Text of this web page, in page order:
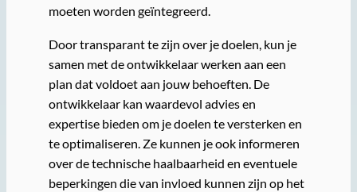
moeten worden geïntegreerd.
Door transparant te zijn over je doelen, kun je
samen met de ontwikkelaar werken aan een
plan dat voldoet aan jouw behoeften. De
ontwikkelaar kan waardevol advies en
expertise bieden om je doelen te versterken en
te optimaliseren. Ze kunnen je ook informeren
over de technische haalbaarheid en eventuele
beperkingen die van invloed kunnen zijn op het